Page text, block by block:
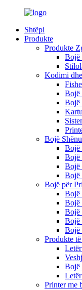
Shtëpi
Produkte
Produkte
Bojë
Kodimi
Bojë
Bojë
Bojë
Bojë
Bojë
Bojë
Bojë
Bojë për
Bojë
Bojë
Bojë
Bojë
Produkte
Bojë
Printer me